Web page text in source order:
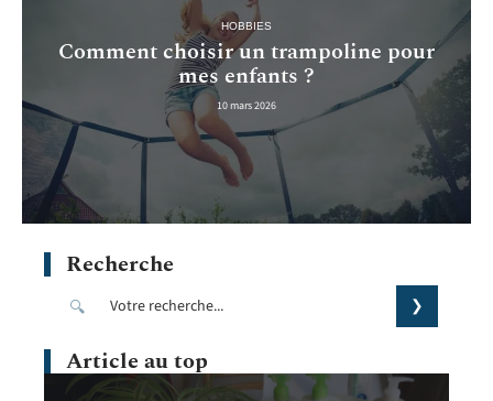
HOBBIES
Comment choisir un trampoline pour
mes enfants ?
10 mars 2026
Recherche
Article au top